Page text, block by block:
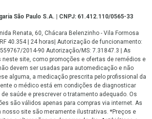
São Paulo S.A. | CNPJ: 61.412.110/0565-33
Renata, 60, Chácara Belenzinho - Vila Formosa
40.354 | 24 horas| Autorização de funcionamento:
2014-90 Autorização/MS: 7.31847.3 | As
site, como promoções e ofertas de remédios e
devem ser usadas para automedicação e não
alguma, a medicação prescrita pelo profissional da
o médico está em condições de diagnosticar
de saúde e prescrever o tratamento adequado. Os
são válidos apenas para compras via internet. As
site são meramente ilustrativas. *Preços e